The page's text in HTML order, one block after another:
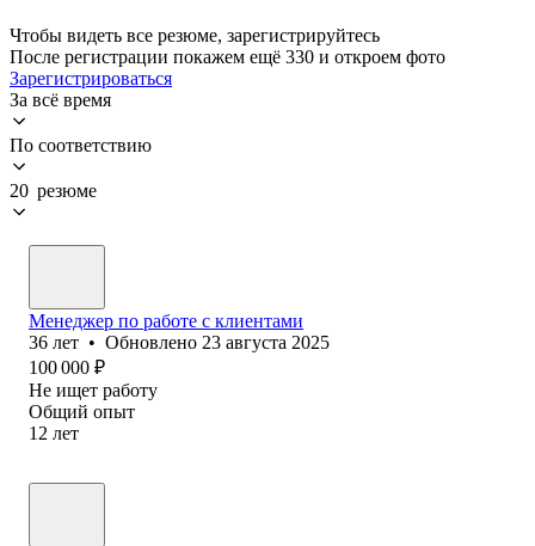
Чтобы видеть все резюме, зарегистрируйтесь
После регистрации покажем ещё 330 и откроем фото
Зарегистрироваться
За всё время
По соответствию
20 резюме
Менеджер по работе с клиентами
36 лет • Обновлено 23 августа 2025
100 000 ₽
Не ищет работу
Общий опыт
12 лет